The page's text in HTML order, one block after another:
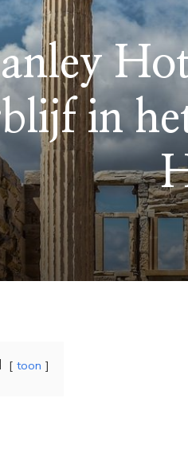
in
toon